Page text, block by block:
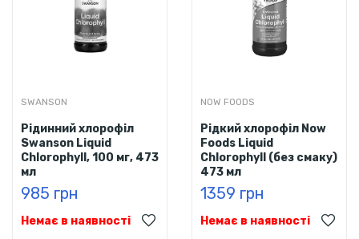
SWANSON
Рідинний хлорофіл
Swanson Liquid
Chlorophyll, 100 мг, 473
мл
985 грн
Немає в наявності
NOW FOODS
Рідкий хлорофіл Now
Foods Liquid
Chlorophyll (без смаку)
473 мл
1359 грн
Немає в наявності